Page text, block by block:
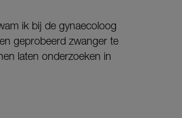
ik bij de gynaecoloog
geprobeerd zwanger te
laten onderzoeken in